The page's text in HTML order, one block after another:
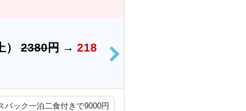
）2380円→ 218
>
ック一泊二食付きで9000円